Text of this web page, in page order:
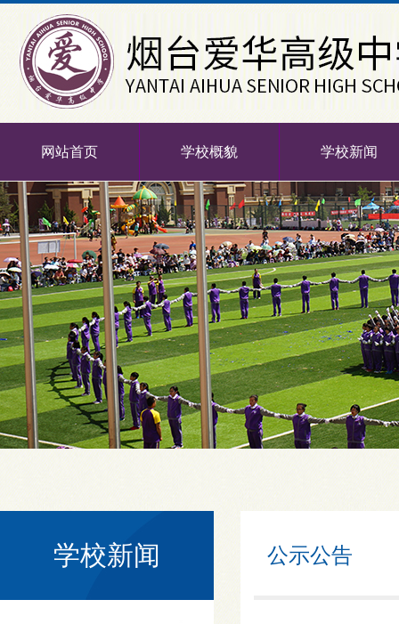
网站首页 学校概貌 学校新闻
-->
学校新闻 公示公告